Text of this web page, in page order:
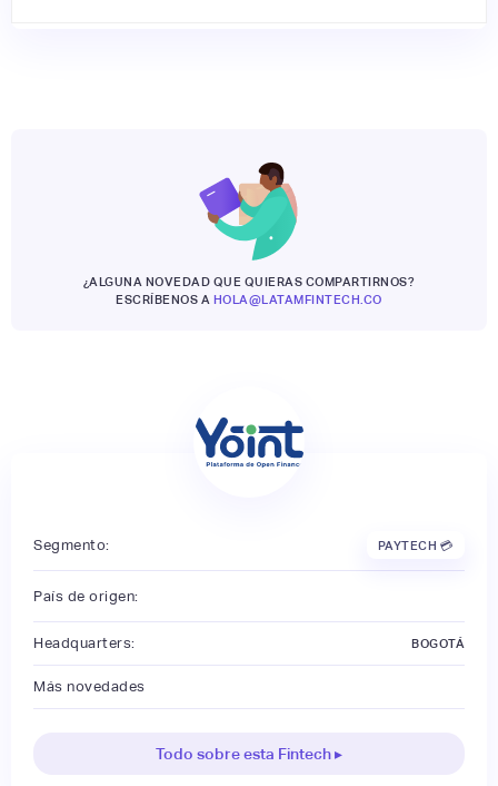
¿ALGUNA NOVEDAD QUE QUIERAS COMPARTIRNOS?
ESCRÍBENOS A HOLA@LATAMFINTECH.CO
Segmento: PAYTECH 💳
País de origen:
Headquarters: BOGOTÁ
Más novedades
Todo sobre esta Fintech ▸